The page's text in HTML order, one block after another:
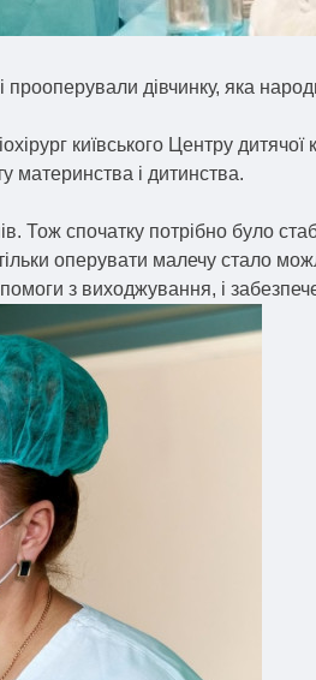
дівчинку, яка
київського Центру дитячої
материнства і дитинства.
спочатку потрібно було
оперувати малечу стало
з виходжування, і